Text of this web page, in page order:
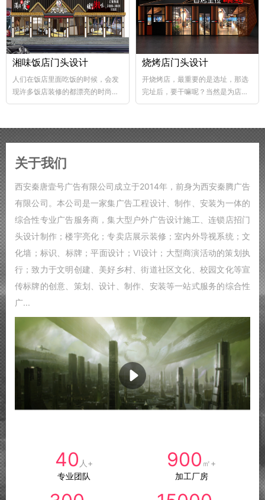
湘味饭店门头设计
人们在饭店里面吃饭的时候，会发
现许多饭店装修的都漂亮的时尚，
好的饭店装修，也能够...
烧烤店门头设计
开烧烤店，最重要的是选址，那选
完址后，要干嘛呢？当然是为店铺
装修了，要知道烧烤店的装修...
关于我们
西安秦唐壹号广告有限公司成立于2014年，前身为西安秦腾广告
有限公司。本公司是一家集广告工程设计、制作、安装为一体的
综合性专业广告服务商，集大型户外广告设计施工、连锁店招门
头设计制作；楼宇亮化；专卖店展示装修；室内外导视系统；文
化墙；标识、标牌；平面设计；VI设计；大型商演活动的策划执
行；致力于文明创建、美好乡村、街道社区文化、校园文化等宣
传标牌的创意、策划、设计、制作、安装等一站式服务的综合性
广...
40 人+
专业团队
900 ㎡+
加工厂房